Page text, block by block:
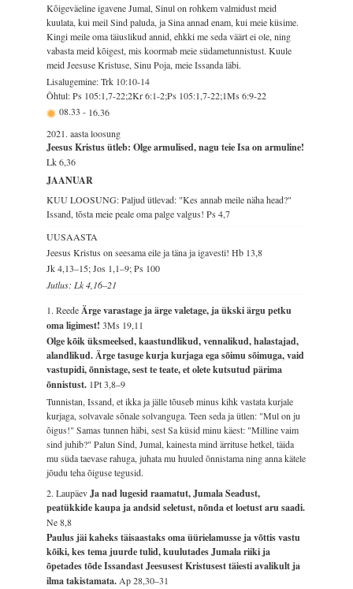
Kõigeväeline igavene Jumal, Sinul on rohkem valmidust meid
kuulata, kui meil Sind paluda, ja Sina annad enam, kui meie küsime.
Kingi meile oma täiuslikud annid, ehkki me seda väärt ei ole, ning
vabasta meid kõigest, mis koormab meie südametunnistust. Kuule
meid Jeesuse Kristuse, Sinu Poja, meie Issanda läbi.
Lisalugemine: Trk 10:10-14
Õhtul: Ps 105:1,7-22;2Kr 6:1-2;Ps 105:1,7-22;1Ms 6:9-22
08.33 - 16.36
2021. aasta loosung
Jeesus Kristus ütleb: Olge armulised, nagu teie Isa on armuline!
Lk 6,36
JAANUAR
KUU LOOSUNG: Paljud ütlevad: "Kes annab meile näha head?"
Issand, tõsta meie peale oma palge valgus!Ps 4,7
UUSAASTA
Jeesus Kristus on seesama eile ja täna ja igavesti!Hb 13,8
Jk 4,13–15; Jos 1,1–9; Ps 100
Jutlus: Lk 4,16–21
1. Reede Ärge varastage ja ärge valetage, ja ükski ärgu petku
oma ligimest!3Ms 19,11
Olge kõik üksmeelsed, kaastundlikud, vennalikud, halastajad,
alandlikud. Ärge tasuge kurja kurjaga ega sõimu sõimuga, vaid
vastupidi, õnnistage, sest te teate, et olete kutsutud pärima
õnnistust. 1Pt 3,8–9
Tunnistan, Issand, et ikka ja jälle tõuseb minus kihk vastata kurjale
kurjaga, solvavale sõnale solvanguga. Teen seda ja ütlen: "Mul on ju
õigus!" Samas tunnen häbi, sest Sa küsid minu käest: "Milline vaim
sind juhib?" Palun Sind, Jumal, kainesta mind ärrituse hetkel, täida
mu süda taevase rahuga, juhata mu huuled õnnistama ning anna kätele
jõudu teha õiguse tegusid.
2. LaupäevJa nad lugesid raamatut, Jumala Seadust,
peatükkide kaupa ja andsid seletust, nõnda et loetust aru saadi.
Ne 8,8
Paulus jäi kaheks täisaastaks oma üürielamusse ja võttis vastu
kõiki, kes tema juurde tulid, kuulutades Jumala riiki ja
õpetades tõde Issandast Jeesusest Kristusest täiesti avalikult ja
ilma takistamata.Ap 28,30–31